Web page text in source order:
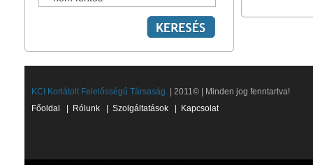
KCI Korlátolt Felelősségű Társaság. | 2011© | Minden jog fenntartva!
Főoldal
Rólunk Szolgáltatások Kapcsolat